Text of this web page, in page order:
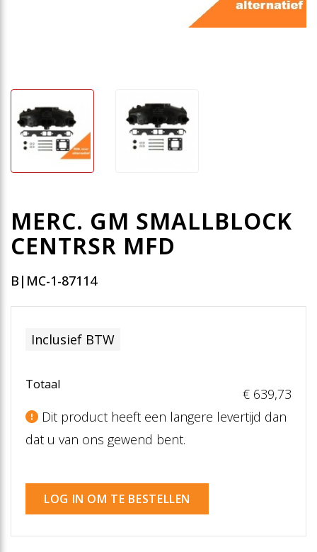
MERC. GM SMALLBLOCK
CENTRSR MFD
B|MC-1-87114
Inclusief BTW
Totaal
€ 639,73
Dit product heeft een langere levertijd dan
dat u van ons gewend bent.
LOG IN OM TE BESTELLEN